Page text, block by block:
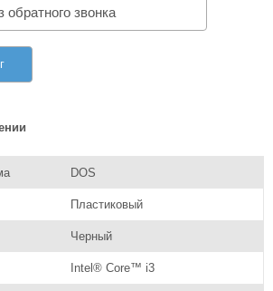
обратного звонка
DOS
Пластиковый
Черный
Intel® Core™ i3